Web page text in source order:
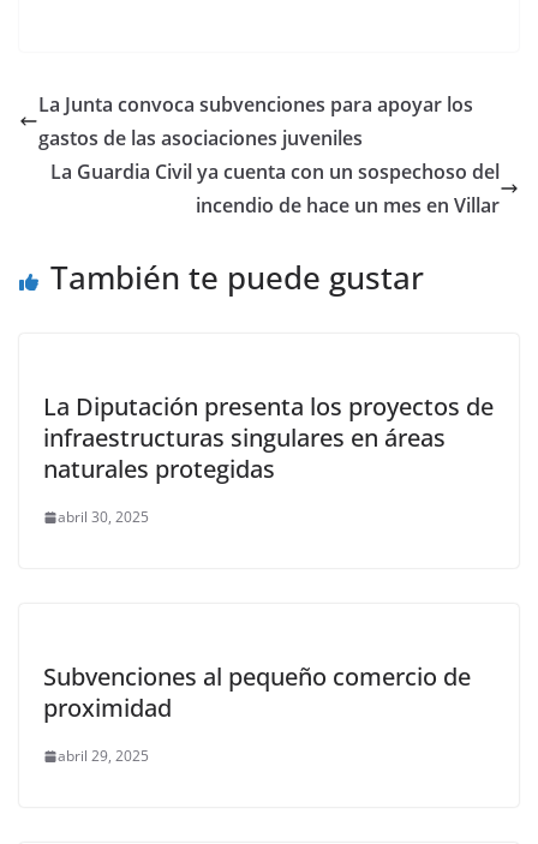
La Junta convoca subvenciones para apoyar los
gastos de las asociaciones juveniles
La Guardia Civil ya cuenta con un sospechoso del
incendio de hace un mes en Villar
También te puede gustar
La Diputación presenta los proyectos de
infraestructuras singulares en áreas
naturales protegidas
abril 30, 2025
Subvenciones al pequeño comercio de
proximidad
abril 29, 2025